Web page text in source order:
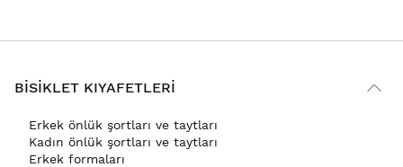
BISIKLET KIYAFETLERI
Erkek önlük şortları ve taytları
Kadın önlük şortları ve taytları
Erkek formaları